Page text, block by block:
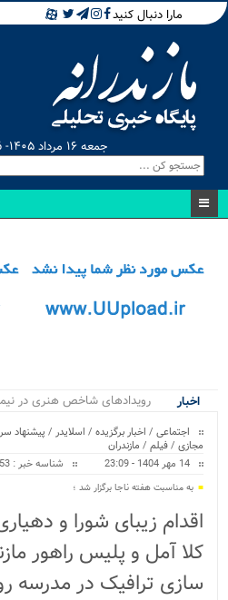
مارا دنبال کنید
جمعه ۱۶ مرداد ۱۴۰۵- Aug 7 2026
اخبار
رویدادهای شاخص هنری در نیمه
اجتماعی / اخبار برگزیده / اسلایدر / پیشنهاد
مجازی /فیلم / مازندران
14 مهر 1404 - 23:09
شناسه خبر : 157653
به مناسبت هفته ناجا برگزار شد ؛
اقدام زیبای شورا و
کلا آمل و پلیس راهور
سازی ترافیک در مدرسه